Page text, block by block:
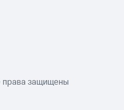
защищены